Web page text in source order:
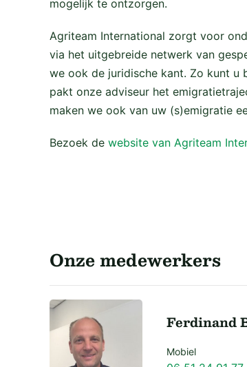
mogelijk te ontzorgen.
Agriteam International zorgt voor
via het uitgebreide netwerk van
we ook de juridische kant. Zo kunt u
pakt onze adviseur het
maken we ook van uw (s)emigratie
Bezoek de website van Agriteam
Onze medewerkers
Ferdinand
Mobiel